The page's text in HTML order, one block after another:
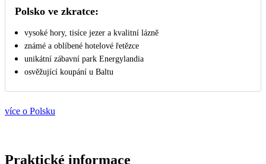
Polsko ve zkratce:
vysoké hory, tisíce jezer a kvalitní lázně
známé a oblíbené hotelové řetězce
unikátní zábavní park Energylandia
osvěžující koupání u Baltu
více o Polsku
Praktické informace